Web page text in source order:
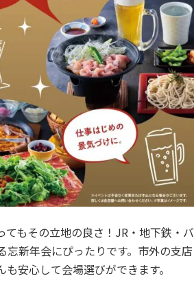
もその立地の良さ！JR・地下鉄・バ
新年会にぴったりです。市外の支店
安心して会場選びができます。